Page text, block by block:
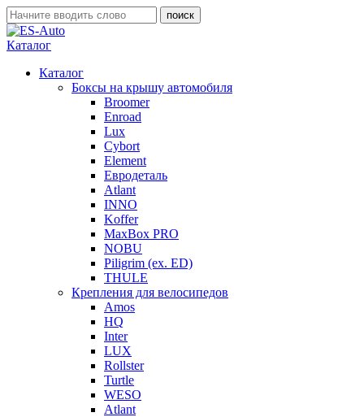
Каталог
Каталог
Боксы на крышу автомобиля
Broomer
Enroad
Lux
Cybort
Element
Евродеталь
Atlant
INNO
Koffer
MaxBox PRO
NOBU
Piligrim (ex. ED)
THULE
Крепления для велосипедов
Amos
HQ
Inter
LUX
Rollster
Turtle
WESO
Atlant